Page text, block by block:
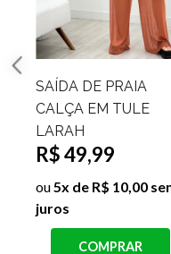
SAÍDA DE PRAIA EM
TULE MANGA 3/4
AMANDE
R$ 99,99
R$ 69,99
ou7x de R$ 10,00 sem
juros